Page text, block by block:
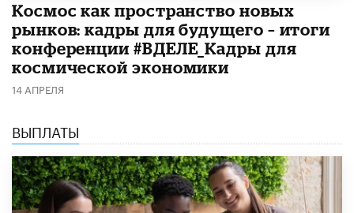
Космос как пространство новых
рынков: кадры для будущего – итоги
конференции #ВДЕЛЕ_Кадры для
космической экономики
14 АПРЕЛЯ
ВЫПЛАТЫ